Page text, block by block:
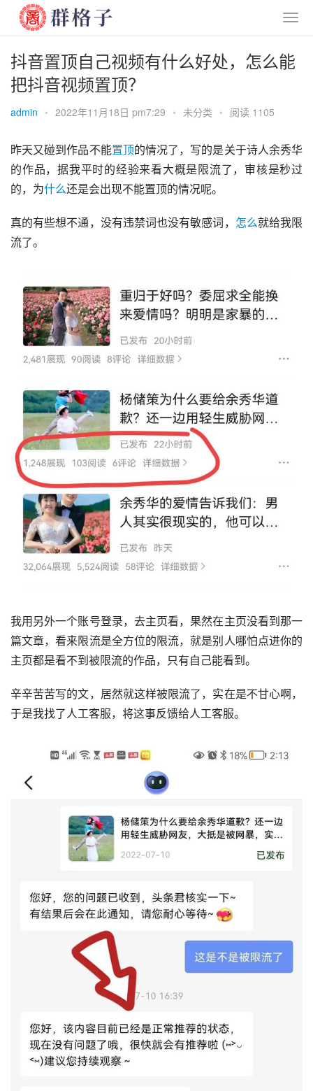
抖音置顶自己视频有什么好处，怎么能
把抖音视频置顶？
admin • 2022年11月18日 pm7:29 • 未分类 • 阅读 1105
昨天又碰到作品不能置顶的情况了，写的是关于诗人余秀华
的作品，据我平时的经验来看大概是限流了，审核是秒过
的，为什么还是会出现不能置顶的情况呢。
真的有些想不通，没有违禁词也没有敏感词， 怎么就给我限
流了。
我用另外一个账号登录，去主页看，果然在主页没看到那一
篇文章，看来限流是全方位的限流，就是别人哪怕点进你的
主页都是看不到被限流的作品，只有自己能看到。
辛辛苦苦写的文，居然就这样被限流了，实在是不甘心啊，
于是我找了人工客服，将这事反馈给人工客服。